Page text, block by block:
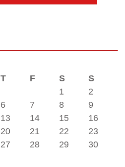
T F S
S
1
2
6 7 8
9
13 14 15
16
20 21 22
23
27 28 29
30